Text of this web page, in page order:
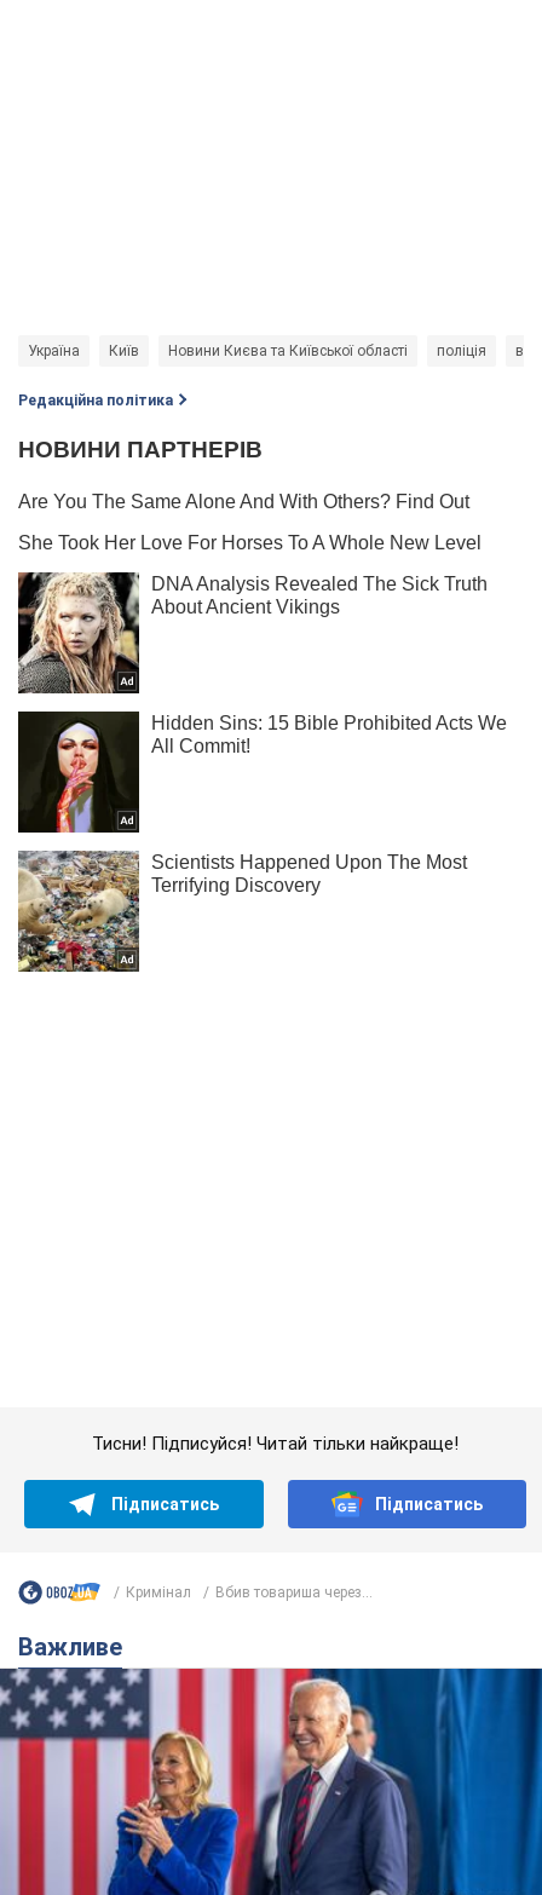
Україна Київ Новини Києва та Київської області поліція
Редакційна політика
Дружина тяжкохворого Джо Байдена назвала
"агресивний" рак
10 годин тому
Відпустка Лесі Нікітюк у Карпатах
обернулася скандалом: чому ведучу
несправедливо захейтили
Знаменитість вийшла на пряму комунікацію в
мережі та розставила всі крапки над "і"
10,3 т.